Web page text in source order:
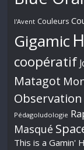
l'Avent Couleurs
Gigamic
coopératif
Matagot
Observation
Pédagoludologie
Masqué
This is a Gamin'